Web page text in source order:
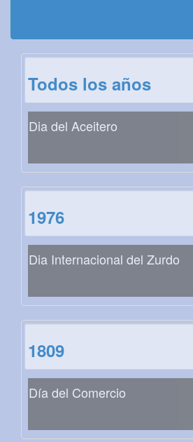
Todos los años
Dia del Aceitero
1976
Dia Internacional del Zurdo
1809
Día del Comercio